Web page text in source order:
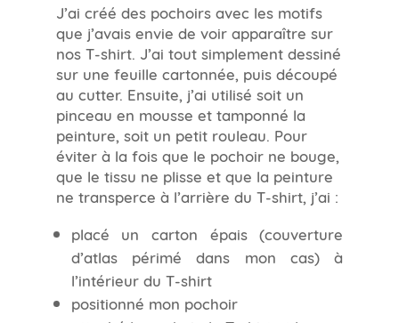
J’ai créé des pochoirs avec les motifs
que j’avais envie de voir apparaître sur
nos T-shirt. J’ai tout simplement dessiné
sur une feuille cartonnée, puis découpé
au cutter. Ensuite, j’ai utilisé soit un
pinceau en mousse et tamponné la
peinture, soit un petit rouleau. Pour
éviter à la fois que le pochoir ne bouge,
que le tissu ne plisse et que la peinture
ne transperce à l’arrière du T-shirt, j’ai :
placé un carton épais (couverture
d’atlas périmé dans mon cas) à
l’intérieur du T-shirt
positionné mon pochoir